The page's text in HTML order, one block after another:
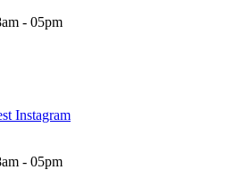
- 05pm
Instagram
- 05pm